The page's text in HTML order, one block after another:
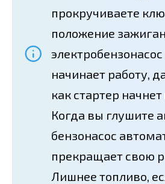
прокручиваете
положение
начинает работу,
как стартер начнет
Когда вы глушите
бензонасос
прекращает свою
Лишнее топливо,